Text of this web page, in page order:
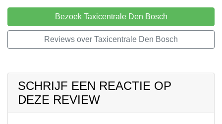
Bezoek Taxicentrale Den Bosch
Reviews over Taxicentrale Den Bosch
SCHRIJF EEN REACTIE OP
DEZE REVIEW